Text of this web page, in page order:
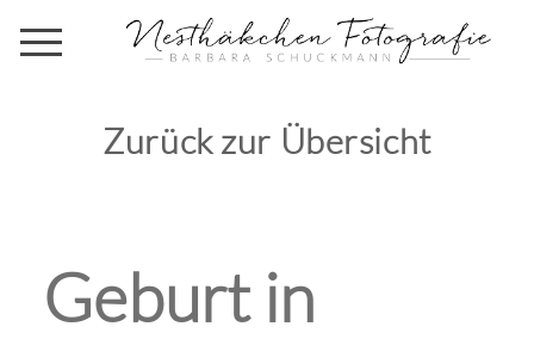
Zurück zur Übersicht
Geburt in